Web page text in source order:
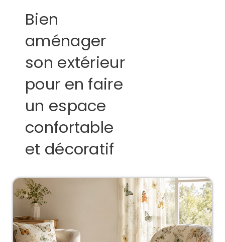
Bien
aménager
son extérieur
pour en faire
un espace
confortable
et décoratif